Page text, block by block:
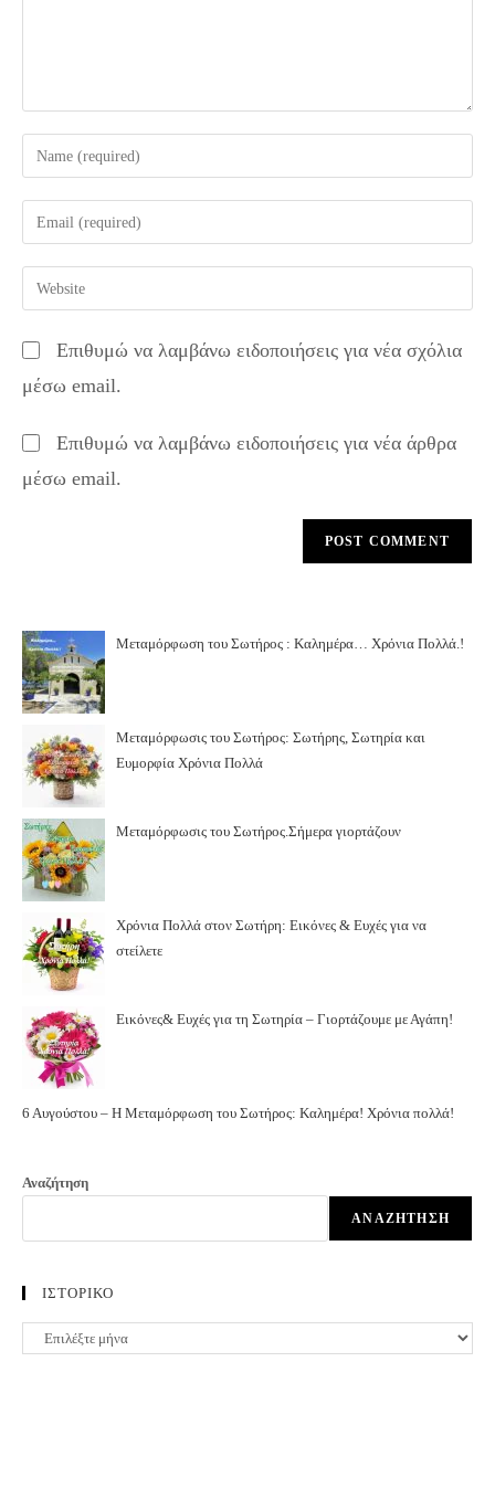
Enter
your
name
comment
Enter
your
email
address
comment
Enter
your
URL
(optional)
Επιθυμώ να λαμβάνω ειδοποιήσεις για νέα σχόλια
μέσω email.
Επιθυμώ να λαμβάνω ειδοποιήσεις για νέα άρθρα
μέσω email.
Μεταμόρφωση του Σωτήρος : Καλημέρα… Χρόνια Πολλά.!
Μεταμόρφωσις του Σωτήρος: Σωτήρης, Σωτηρία και
Ευμορφία Χρόνια Πολλά
Μεταμόρφωσις του Σωτήρος.Σήμερα γιορτάζουν
Χρόνια Πολλά στον Σωτήρη: Εικόνες & Ευχές για να
στείλετε
Εικόνες& Ευχές για τη Σωτηρία – Γιορτάζουμε με Αγάπη!
6 Αυγούστου – Η Μεταμόρφωση του Σωτήρος: Καλημέρα! Χρόνια πολλά!
Αναζήτηση
ΑΝΑΖΉΤΗΣΗ
ΙΣΤΟΡΙΚΟ
ΙΣΤΟΡΙΚΟ